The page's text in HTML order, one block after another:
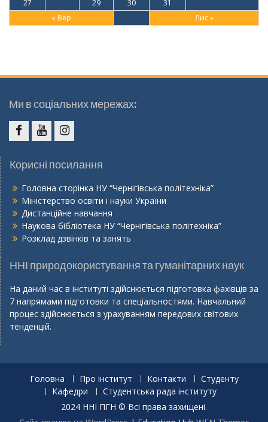
« Вер Лис »
27
29 30 31
Ми в соціальних мережах:
Корисні посилання
Головна сторінка НУ “Чернігівська політехніка”
Міністерство освіти і науки України
Дистанційне навчання
Наукова бібліотека НУ “Чернігівська політехніка”
Розклад дзвінків та занять
ННІ природокористування та гуманітарних наук
На даний час в інституті здійснюється підготовка фахівців за
7 напрямами підготовки та спеціальностями. Навчальний
процес здійснюється з урахуванням передових світових
тенденцій.
Головна Про інститут Контакти
Студенту
Кафедри
Студентська рада інституту
2024 ННІ ПГН © Всі права захищені.